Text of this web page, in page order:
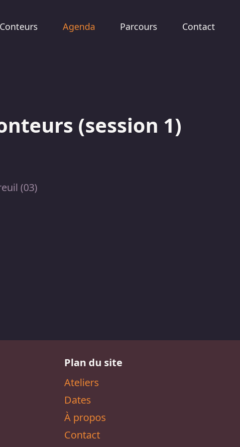
Agenda Parcours Contact
(session 1)
(03)
Plan du site
Ateliers
Dates
À propos
Contact